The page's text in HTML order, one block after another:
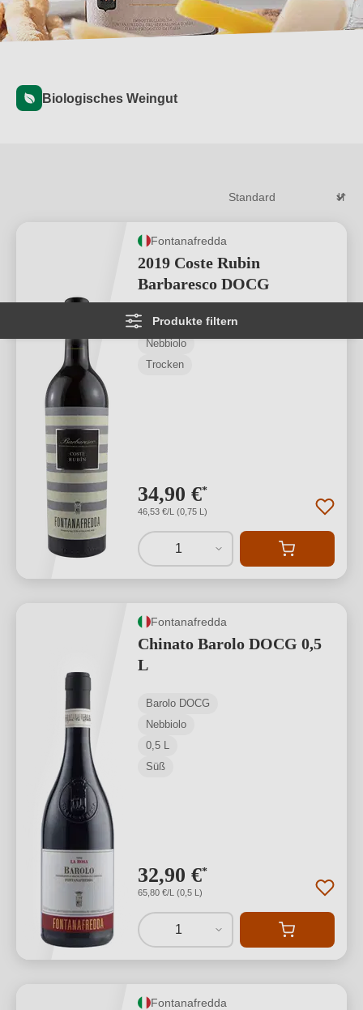
Biologisches Weingut
Produkte filtern
Fontanafredda
2019 Coste Rubin
Barbaresco DOCG
Barbaresco DOCG
Nebbiolo
Trocken
34,90 €*
46,53 €/L (0,75 L)
1
Fontanafredda
Chinato Barolo DOCG 0,5
L
Barolo DOCG
Nebbiolo
0,5 L
Süß
32,90 €*
65,80 €/L (0,5 L)
1
Fontanafredda